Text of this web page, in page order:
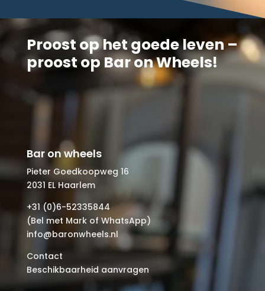
Proost op het goede leven –
proost op Bar on Wheels!
Bar on wheels
Pieter Goedkoopweg 16
2031 EL Haarlem
+31 (0)6-52335844
(Bel met Mark of WhatsApp)
info@baronwheels.nl
Contact
Beschikbaarheid aanvragen